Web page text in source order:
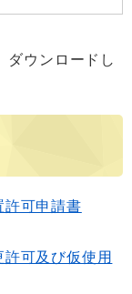
ダウンロードし
許可申請書
可及び仮使用